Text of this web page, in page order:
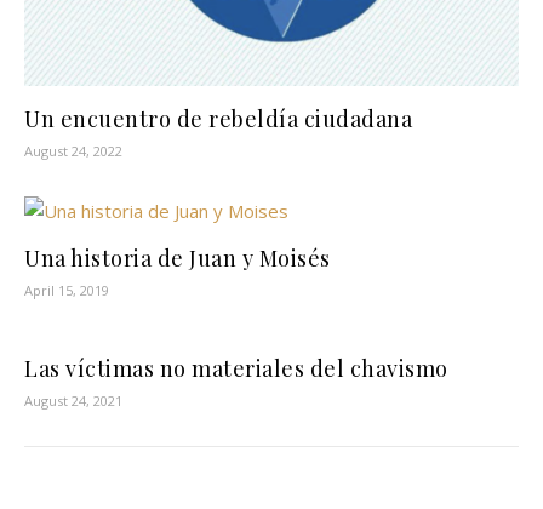
Un encuentro de rebeldía ciudadana
August 24, 2022
Una historia de Juan y Moisés
April 15, 2019
Las víctimas no materiales del chavismo
August 24, 2021